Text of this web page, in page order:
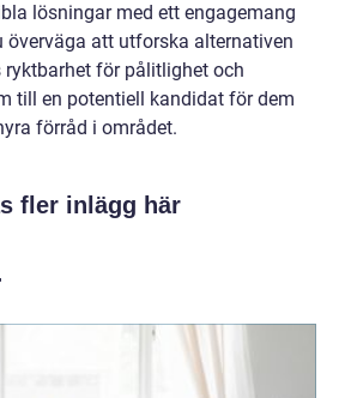
lösningar med ett engagemang
överväga att utforska alternativen
ryktbarhet för pålitlighet och
till en potentiell kandidat för dem
förråd i området.
fler inlägg här